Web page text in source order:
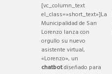
[vc_column_text
el_class=»short_text»]La
Municipalidad de San
Lorenzo lanza con
orgullo su nuevo
asistente virtual,
«Lorenzo», un
chatbotdiseñado para